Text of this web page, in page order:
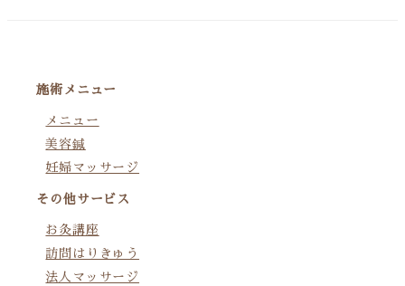
施術メニュー
メニュー
美容鍼
妊婦マッサージ
その他サービス
お灸講座
訪問はりきゅう
法人マッサージ